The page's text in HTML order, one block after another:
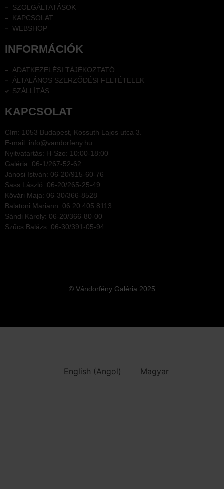
SZOLGÁLTATÁSOK
KAPCSOLAT
WEBSHOP
INFORMÁCIÓK
ADATKEZELÉSI TÁJÉKOZTATÓ
ÁLTALÁNOS SZERZŐDÉSI FELTÉTELEK
SZÁLLÍTÁS
KAPCSOLAT
Cím: 1053 Budapest, Kossuth Lajos utca 3.
E-mail: info@vandorfeny.hu
Nyitvatartás: H-Szo: 10:00-18:00
Galéria: 06-1/267-52-62
Jánosi István: 06-20/915-60-76
Sass László: 06-20/265-25-49
Kővári Maja: 06-30/366-8528
Balatoni Mariann: 06 20 405 8113
Sándi Károly: 06-20/366-80-00
Szűcs Balázs: 06-30/391-05-94
© Vándorfény Galéria 2025
English (Angol) Magyar